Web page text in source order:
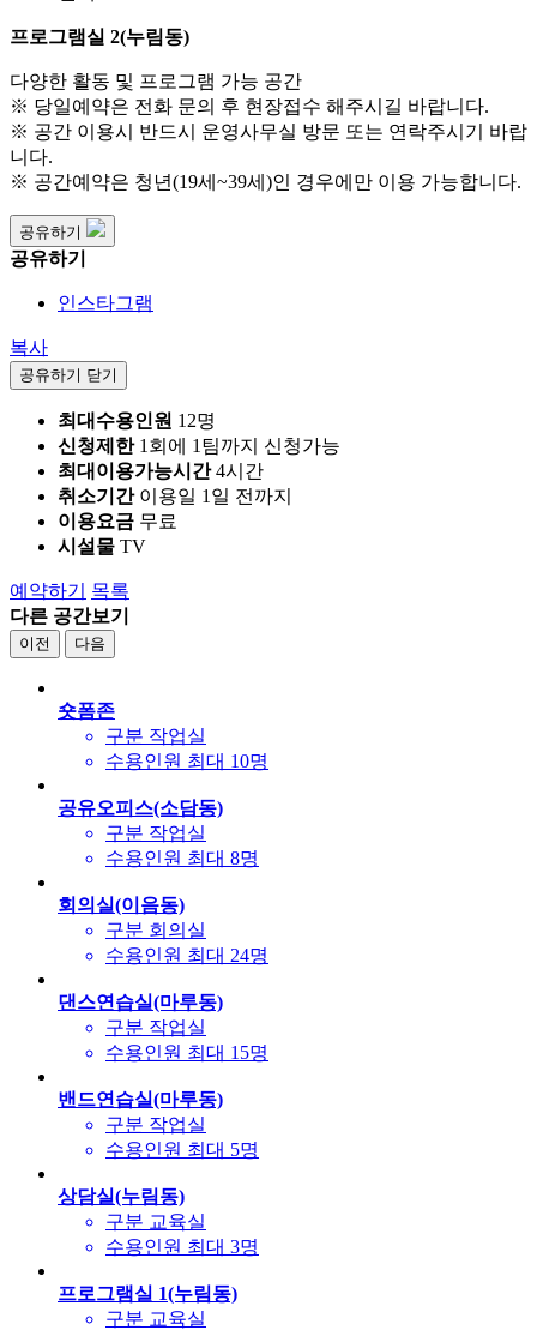
프로그램실 2(누림동)
다양한 활동 및 프로그램 가능 공간
※ 당일예약은 전화 문의 후 현장접수 해주시길 바랍니다.
※ 공간 이용시 반드시 운영사무실 방문 또는 연락주시기 바랍
니다.
※ 공간예약은 청년(19세~39세)인 경우에만 이용 가능합니다.
공유하기
공유하기
인스타그램
복사
공유하기 닫기
최대수용인원 12명
신청제한 1회에 1팀까지 신청가능
최대이용가능시간 4시간
취소기간 이용일 1일 전까지
이용요금 무료
시설물 TV
예약하기
목록
다른 공간보기
이전 다음
숏폼존
구분 작업실
수용인원 최대 10명
공유오피스(소담동)
구분 작업실
수용인원 최대 8명
회의실(이음동)
구분 회의실
수용인원 최대 24명
댄스연습실(마루동)
구분 작업실
수용인원 최대 15명
밴드연습실(마루동)
구분 작업실
수용인원 최대 5명
상담실(누림동)
구분 교육실
수용인원 최대 3명
프로그램실 1(누림동)
구분 교육실